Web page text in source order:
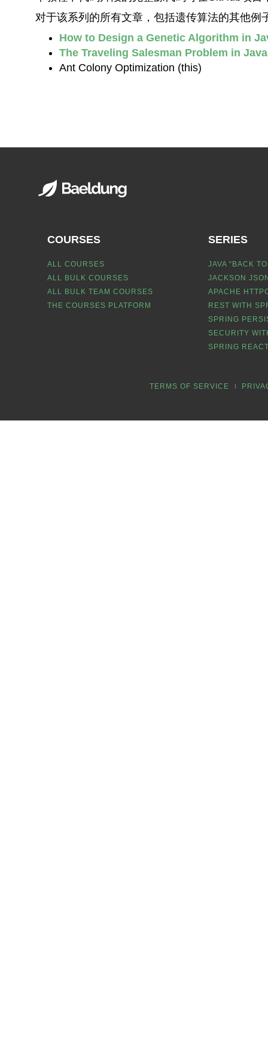
对于该系列的所有文章，包括遗传算法的其他例
How to Design a Genetic Algorithm in
The Traveling Salesman Problem in Java
Ant Colony Optimization (this)
COURSES
ALL COURSES
ALL BULK COURSES
ALL BULK TEAM COURSES
THE COURSES PLATFORM
SERIES
JAVA “BACK
JACKSON
APACHE
REST WITH
SPRING
SECURITY
SPRING
TERMS OF SERVICE